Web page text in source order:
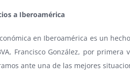
a Iberoamérica
en Iberoamérica es un
Francisco González, por
ante una de las mejores